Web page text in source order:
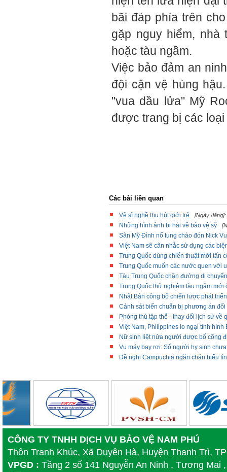
bãi đáp phía trên
gặp nguy hiểm,
hoặc tàu ngầm.
Việc bảo đảm an
đội cận vệ hùng
"vua dầu lửa" Mỹ
được trang bị các
Các bài liên quan
Vệ sĩ nghề thu hút giới trẻ [Ngày
Những hình ảnh bi hài về bảo vệ sỹ
Sân Mỹ Đình nổ tung chào đón Nick
Việt Nam sẽ cân nhắc sử dụng các
Trung Quốc dùng chiến thuật mới tấn
Trung Quốc muốn các nước quen với
Tàu Trung Quốc chặn đường di
Trung Quốc thử nghiệm tàu ngầm mới
Nhật Bản công bố chiến lược phát
Cảnh sát biển chuẩn bị phương án
Phòng thủ tập thể - thay đổi lịch sử về
Việt Nam, Philippines lo ngại tình
Nữ sinh liệt nửa người được bố cõng
Vụ máy bay rơi: Số người hy sinh
Đề nghị Campuchia ngăn chặn biểu
CÔNG TY TNHH DỊCH VỤ BẢO VỆ NAM PHÚ
Thôn Tranh Khúc, Xã Duyên Hà, Huyện Thanh Trì,
VPGD : Tầng 2 số 141 Nguyễn An Ninh , Tương Mai